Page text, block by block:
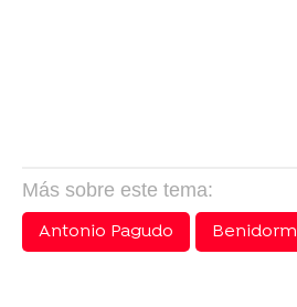
Más sobre este tema:
Antonio Pagudo
Benidorm